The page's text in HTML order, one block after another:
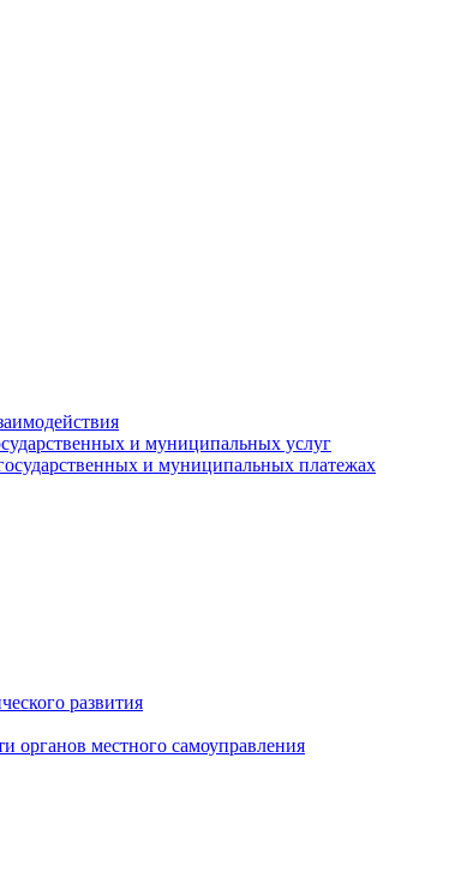
и муниципальных услуг
и муниципальных платежах
развития
органов местного самоуправления